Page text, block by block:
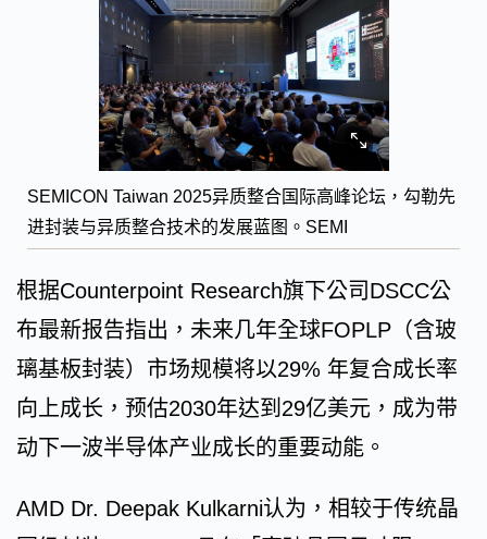
SEMICON Taiwan 2025异质整合国际高峰论坛，勾勒先
进封装与异质整合技术的发展蓝图。SEMI
根据Counterpoint Research旗下公司DSCC公
布最新报告指出，未来几年全球FOPLP（含玻
璃基板封装）市场规模将以29% 年复合成长率
向上成长，预估2030年达到29亿美元，成为带
动下一波半导体产业成长的重要动能。
AMD Dr. Deepak Kulkarni认为，相较于传统晶